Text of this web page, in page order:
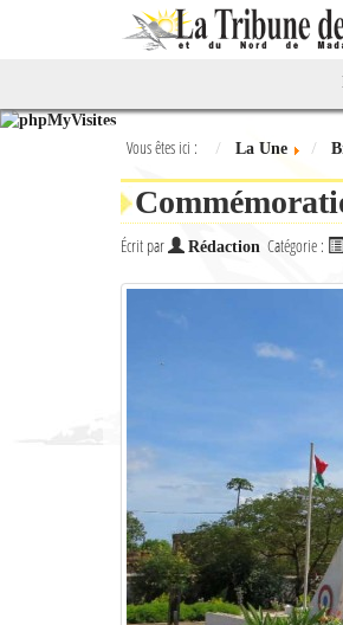
Vous êtes ici : La Une
Écrit par Rédaction Catégorie :